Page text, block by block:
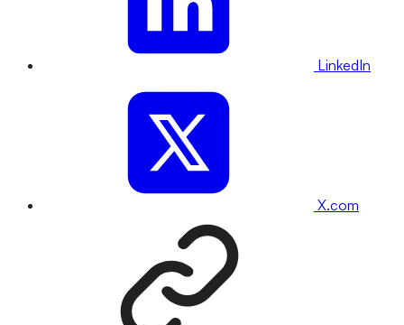
LinkedIn
X.com